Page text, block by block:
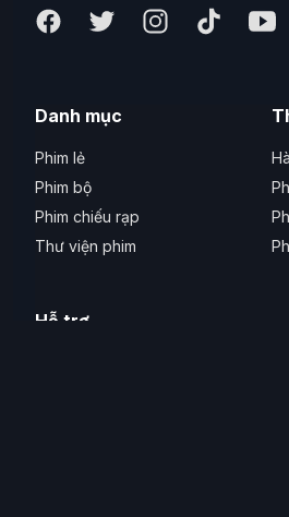
Danh mục
Phim lẻ
Phim bộ
Phim chiếu rạp
Thư viện phim
Hỗ trợ